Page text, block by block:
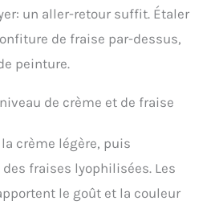
un aller-retour suffit. Étaler
de fraise par-dessus,
peinture.
de crème et de fraise
crème légère, puis
fraises lyophilisées. Les
le goût et la couleur